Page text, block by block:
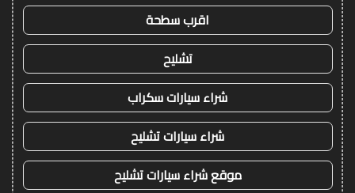
اقرب سطحة
تشليح
شراء سيارات سكراب
شراء سيارات تشليح
موقع شراء سيارات تشليح